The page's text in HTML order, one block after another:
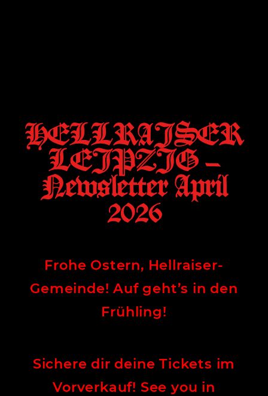
HELLRAISER
LEIPZIG –
Newsletter April
2026
Frohe Ostern, Hellraiser-
Gemeinde! Auf geht’s in den
Frühling!
Sichere dir deine Tickets im
Vorverkauf! See you in